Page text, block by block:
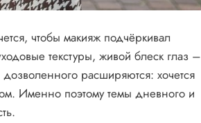
чтобы макияж подчёркивал
текстуры, живой блеск глаз –
расширяются: хочется
Именно поэтому темы дневного и